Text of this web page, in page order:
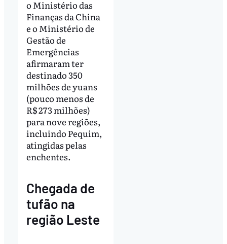
o Ministério das
Finanças da China
e o Ministério de
Gestão de
Emergências
afirmaram ter
destinado 350
milhões de yuans
(pouco menos de
R$ 273 milhões)
para nove regiões,
incluindo Pequim,
atingidas pelas
enchentes.
Chegada de
tufão na
região Leste